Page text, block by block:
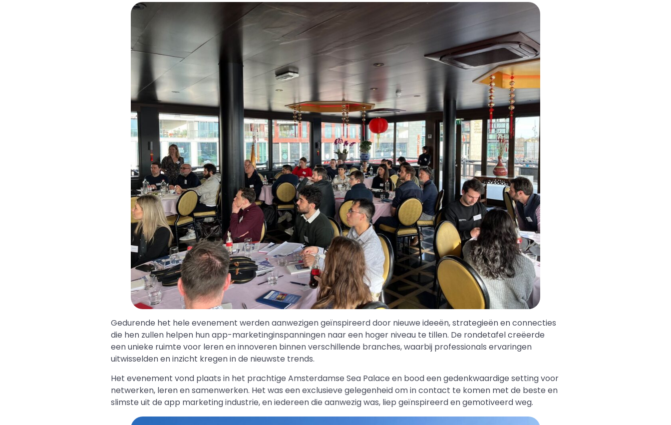
Gedurende het hele evenement werden aanwezigen geïnspireerd door nieuwe ideeën, strategieën en connecties
die hen zullen helpen hun app-marketinginspanningen naar een hoger niveau te tillen. De rondetafel creëerde
een unieke ruimte voor leren en innoveren binnen verschillende branches, waarbij professionals ervaringen
uitwisselden en inzicht kregen in de nieuwste trends.
Het evenement vond plaats in het prachtige Amsterdamse Sea Palace en bood een gedenkwaardige setting voor
netwerken, leren en samenwerken. Het was een exclusieve gelegenheid om in contact te komen met de beste en
slimste uit de app marketing industrie, en iedereen die aanwezig was, liep geïnspireerd en gemotiveerd weg.